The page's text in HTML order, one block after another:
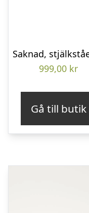
999,00 kr
Gå till butik